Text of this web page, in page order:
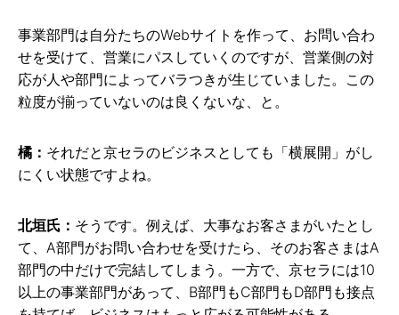
事業部門は自分たちのWebサイトを作って、お問い合わ
せを受けて、営業にパスしていくのですが、営業側の対
応が人や部門によってバラつきが生じていました。この
粒度が揃っていないのは良くないな、と。
橘： それだと京セラのビジネスとしても「横展開」がし
にくい状態ですよね。
北垣氏： そうです。例えば、大事なお客さまがいたとし
て、A部門がお問い合わせを受けたら、そのお客さまはA
部門の中だけで完結してしまう。一方で、京セラには10
以上の事業部門があって、B部門もC部門もD部門も接点